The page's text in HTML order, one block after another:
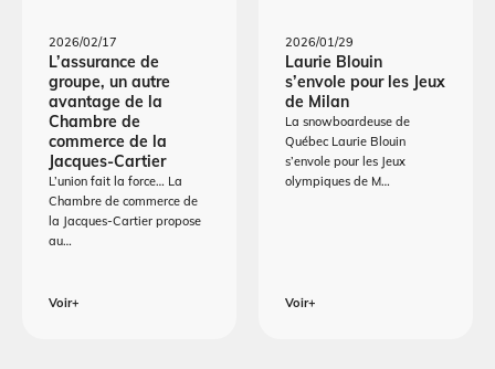
2026/02/17
L’assurance de
groupe, un autre
avantage de la
Chambre de
commerce de la
Jacques-Cartier
L’union fait la force… La
Chambre de commerce de
la Jacques-Cartier propose
au…
Voir+
2026/01/29
Laurie Blouin
s’envole pour les Jeux
de Milan
La snowboardeuse de
Québec Laurie Blouin
s’envole pour les Jeux
olympiques de M…
Voir+